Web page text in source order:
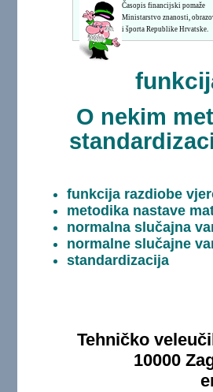
Časopis financijski pomaže
Ministarstvo znanosti,
i športa Republike Hrvatske.
O nekim
funkcija razdiobe
metodika nastave
normalna slučajna
normalne slučajne
standardizacija
Tehničko
10000